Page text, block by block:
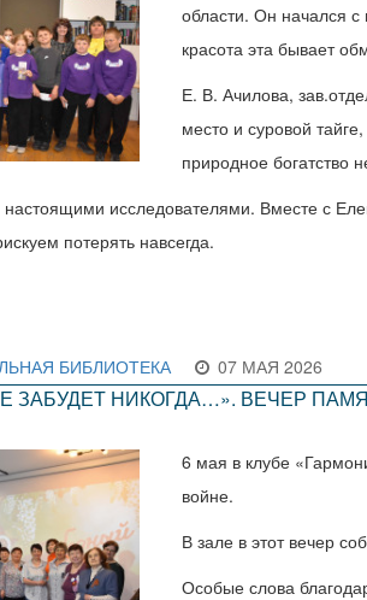
области. Он начался с
красота эта бывает
Е. В. Ачилова,
место и суровой
природное богатство
исследователями. Вместе с
потерять навсегда.
БИБЛИОТЕКА 07 МАЯ 2026
ЗАБУДЕТ НИКОГДА…». ВЕЧЕР
6 мая в клубе
войне.
В зале в этот вечер
Особые слова